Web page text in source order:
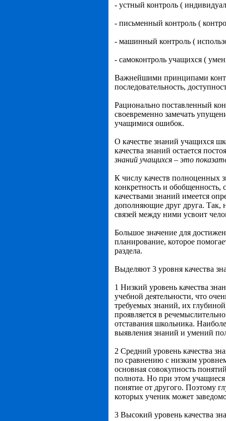
- устный контроль (
- письменный контроль (
- машинный контроль (
- самоконтроль учащихся (
Важнейшими принципами
последовательность,
Рационально поставленный
своевременно замечать
учащимися ошибок.
О качестве знаний учащихся
качества знаний остается
знаний учащихся – это
К числу качеств полноценных
конкретность и обобщенность,
качествами знаний имеется
дополняющие друг друга. Так,
связей между ними усвоит
Большое значение для
планирование, которое
раздела.
Выделяют 3 уровня качества
1 Низкий уровень качества
учебной деятельности, что
требуемых знаний, их
проявляется в
отставания школьника.
выявления знаний и умений
2 Средний уровень качества
по сравнению с низким
основная совокупность
полнота. Но при этом
понятие от другого. Поэтому
которых ученик может
3 Высокий уровень качества